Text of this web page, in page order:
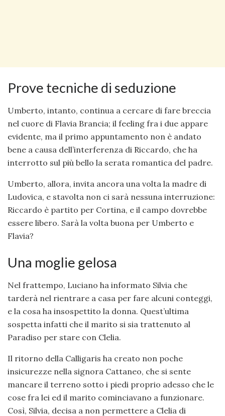
Prove tecniche di seduzione
Umberto, intanto, continua a cercare di fare breccia
nel cuore di Flavia Brancia; il feeling fra i due appare
evidente, ma il primo appuntamento non è andato
bene a causa dell’interferenza di Riccardo, che ha
interrotto sul più bello la serata romantica del padre.
Umberto, allora, invita ancora una volta la madre di
Ludovica, e stavolta non ci sarà nessuna interruzione:
Riccardo è partito per Cortina, e il campo dovrebbe
essere libero. Sarà la volta buona per Umberto e
Flavia?
Una moglie gelosa
Nel frattempo, Luciano ha informato Silvia che
tarderà nel rientrare a casa per fare alcuni conteggi,
e la cosa ha insospettito la donna. Quest’ultima
sospetta infatti che il marito si sia trattenuto al
Paradiso per stare con Clelia.
Il ritorno della Calligaris ha creato non poche
insicurezze nella signora Cattaneo, che si sente
mancare il terreno sotto i piedi proprio adesso che le
cose fra lei ed il marito cominciavano a funzionare.
Così, Silvia, decisa a non permettere a Clelia di